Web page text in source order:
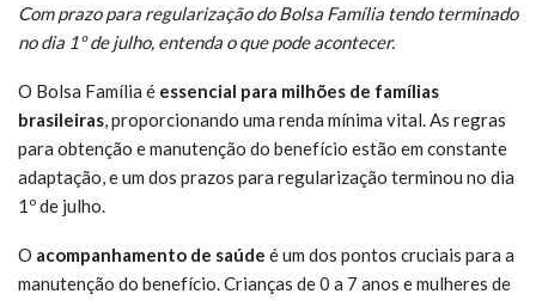
Com prazo para regularização do Bolsa Família tendo terminado
no dia 1º de julho, entenda o que pode acontecer.
O Bolsa Família é essencial para milhões de famílias
brasileiras, proporcionando uma renda mínima vital. As regras
para obtenção e manutenção do benefício estão em constante
adaptação, e um dos prazos para regularização terminou no dia
1º de julho.
O acompanhamento de saúde é um dos pontos cruciais para a
manutenção do benefício. Crianças de 0 a 7 anos e mulheres de